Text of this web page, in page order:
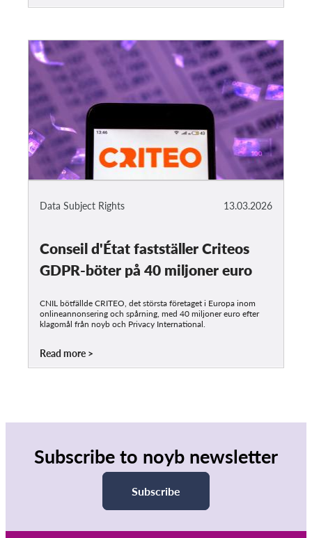
13.03.2026
Data Subject Rights
Conseil d'État fastställer Criteos
GDPR-böter på 40 miljoner euro
CNIL bötfällde CRITEO, det största företaget i Europa inom
onlineannonsering och spårning, med 40 miljoner euro efter
klagomål från noyb och Privacy International.
Read more
Subscribe to noyb newsletter
Subscribe